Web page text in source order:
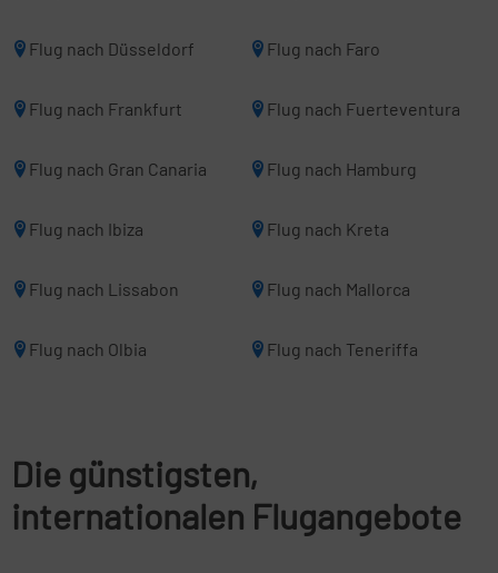
Flug nach Düsseldorf Flug nach Faro
Flug nach Frankfurt Flug nach Fuerteventura
Flug nach Gran Canaria Flug nach Hamburg
Flug nach Ibiza Flug nach Kreta
Flug nach Lissabon Flug nach Mallorca
Flug nach Olbia Flug nach Teneriffa
Die günstigsten,
internationalen Flugangebote